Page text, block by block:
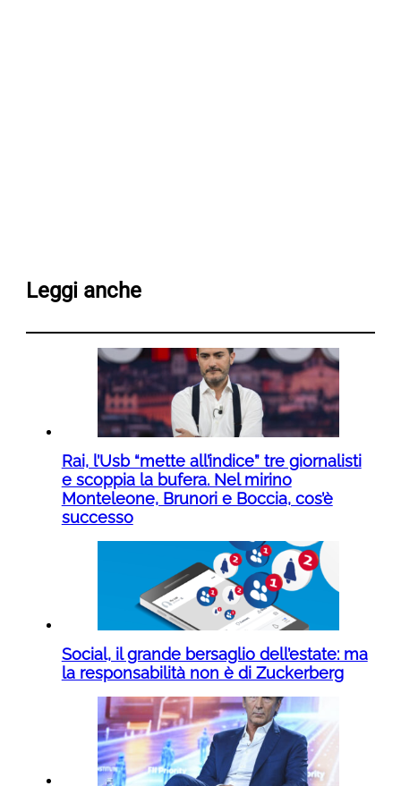
Leggi anche
Rai, l’Usb “mette all’indice” tre giornalisti
e scoppia la bufera. Nel mirino
Monteleone, Brunori e Boccia, cos’è
successo
Social, il grande bersaglio dell’estate: ma
la responsabilità non è di Zuckerberg